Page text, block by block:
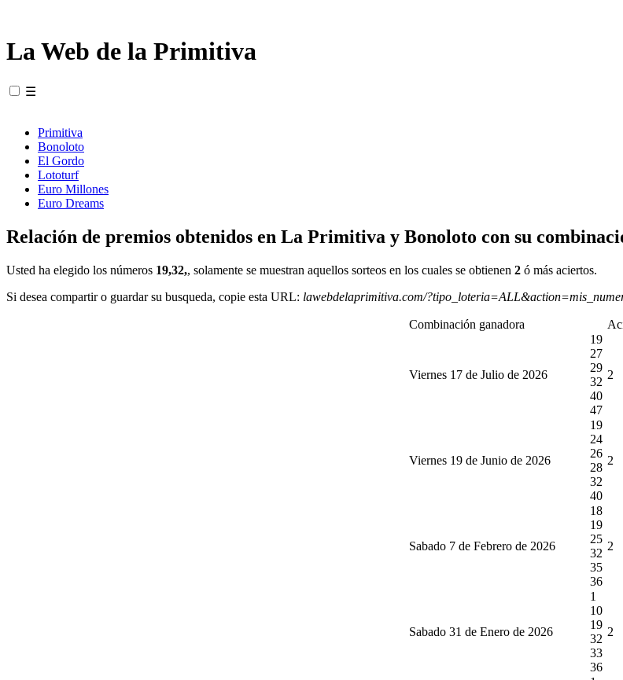
La Web de la Primitiva
☰
Primitiva
Bonoloto
El Gordo
Lototurf
Euro Millones
Euro Dreams
Relación de premios obtenidos en La Primitiva y Bonoloto con su
Usted ha elegido los números 19,32,, solamente se muestran aquellos sorteos en los cuales se obtienen 2 ó más aciertos.
Si desea compartir o guardar su busqueda, copie esta URL: lawebdelaprimitiva.com/
Combinación ganadora
Viernes 17 de Julio de 2026
19
27
29
32
40
47
2
Viernes 19 de Junio de 2026
19
24
26
28
32
40
2
Sabado 7 de Febrero de 2026
18
19
25
32
35
36
2
Sabado 31 de Enero de 2026
1
10
19
32
33
36
2